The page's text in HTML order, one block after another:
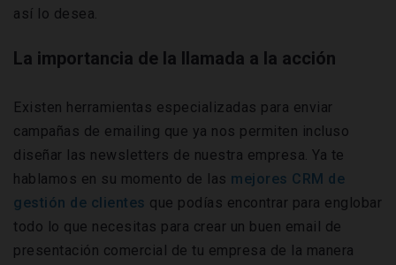
así lo desea.
La importancia de la llamada a la acción
Existen herramientas especializadas para enviar
campañas de emailing que ya nos permiten incluso
diseñar las newsletters de nuestra empresa. Ya te
hablamos en su momento de las mejores CRM de
gestión de clientes que podías encontrar para englobar
todo lo que necesitas para crear un buen email de
presentación comercial de tu empresa de la manera